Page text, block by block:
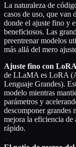
La naturaleza de
casos de uso, que van
donde el ajuste fino y
beneficiosos. Las
preentrenar modelos
más allá del mero
Ajuste fino con LoRA
de LLaMA es LoRA
Lenguaje Grandes).
modelo mientras
parámetros y
descomponer grandes
mejora la eficiencia de
rápido.